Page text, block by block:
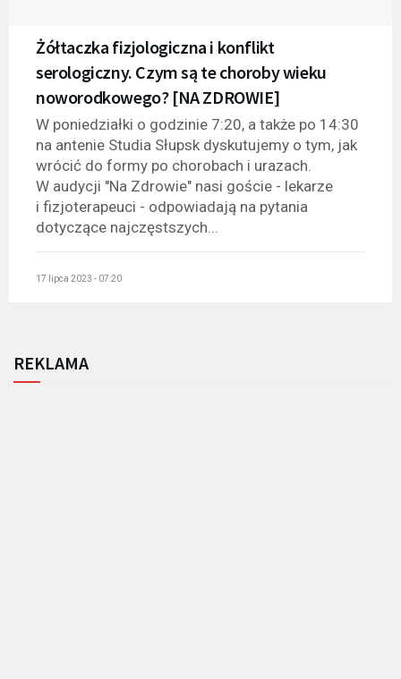
Żółtaczka fizjologiczna i konflikt
serologiczny. Czym są te choroby wieku
noworodkowego? [NA ZDROWIE]
W poniedziałki o godzinie 7:20, a także po 14:30
na antenie Studia Słupsk dyskutujemy o tym, jak
wrócić do formy po chorobach i urazach.
W audycji "Na Zdrowie" nasi goście - lekarze
i fizjoterapeuci - odpowiadają na pytania
dotyczące najczęstszych...
17 lipca 2023 - 07:20
REKLAMA